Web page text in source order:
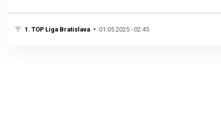
1. TOP Liga Bratislava 01.05.2025 - 02:45